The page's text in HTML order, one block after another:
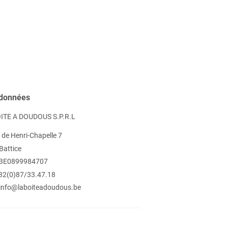
A DOUDOUS S.P.R.L
de Henri-Chapelle 7
33.47.18